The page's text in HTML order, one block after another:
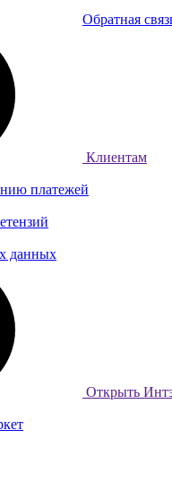
Обратная
Клиентам
платежей
данных
Открыть